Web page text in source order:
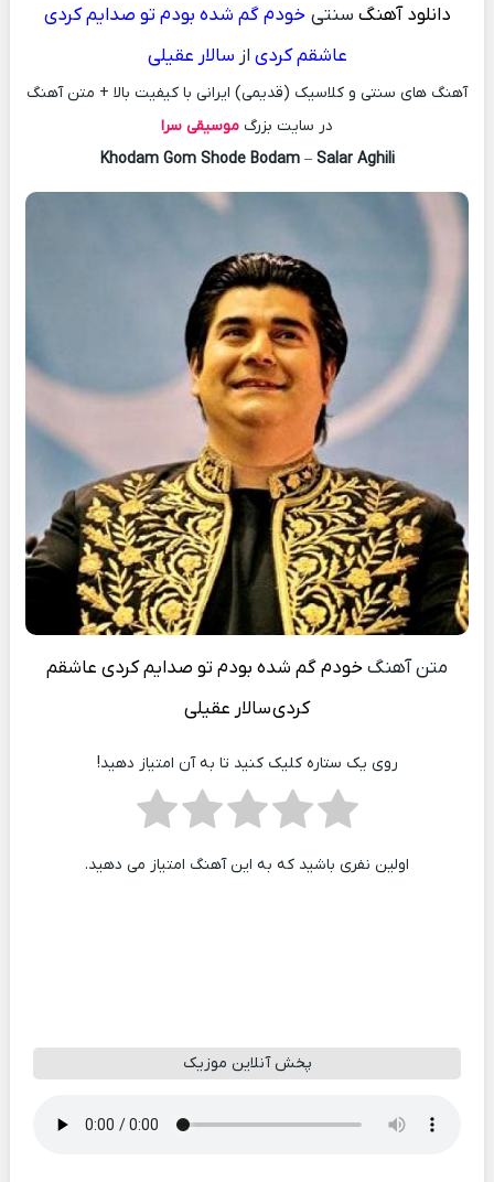
دانلود آهنگ سنتی خودم گم شده بودم تو صدایم کردی
عاشقم کردی از سالار عقیلی
آهنگ های سنتی و کلاسیک (قدیمی) ایرانی با کیفیت بالا + متن آهنگ
در سایت بزرگ موسیقی سرا
Khodam Gom Shode Bodam– Salar Aghili
متن آهنگخودم گم شده بودم تو صدایم کردی عاشقم
کردیسالار عقیلی
روی یک ستاره کلیک کنید تا به آن امتیاز دهید!
اولین نفری باشید که به این آهنگ امتیاز می دهید.
پخش آنلاین موزیک